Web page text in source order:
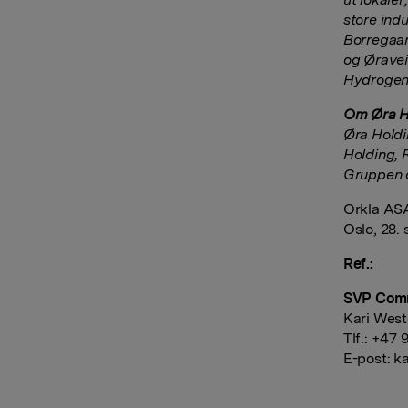
store
og
Om Øra
Øra
Holding,
Gruppen
Orkla
Oslo, 28.
Ref.:
SVP
Kari
Tlf.: +47
E-post: